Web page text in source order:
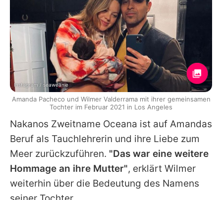
Nakanos Zweitname Oceana ist auf Amandas
Beruf als Tauchlehrerin und ihre Liebe zum
Meer zurückzuführen. "Das war eine weitere
Hommage an ihre Mutter", erklärt Wilmer
weiterhin über die Bedeutung des Namens
Instagram / seaweanie
Amanda Pacheco und Wilmer Valderrama mit ihrer gemeinsamen
Tochter im Februar 2021 in Los Angeles